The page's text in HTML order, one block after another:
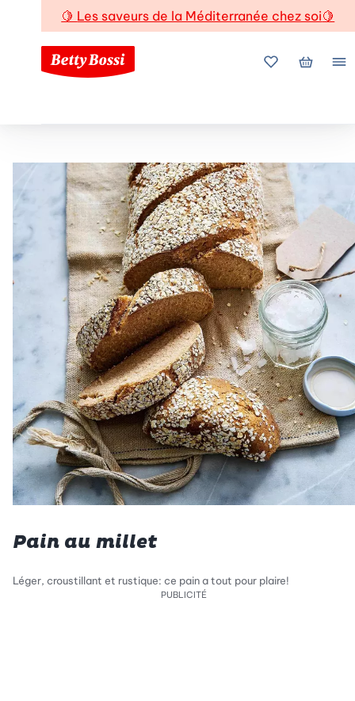
🍋 Les saveurs de la Méditerranée chez soi🍋
Mes favoris
Mon
Pain au millet
Léger, croustillant et rustique: ce pain a tout pour plaire!
PUBLICITÉ